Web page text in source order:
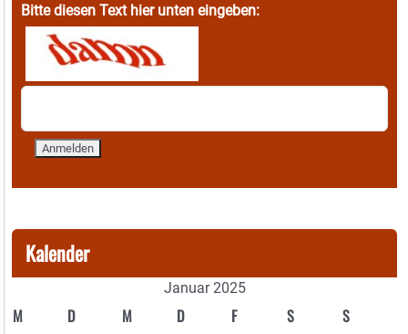
Bitte diesen Text hier unten eingeben:
Kalender
Januar 2025
M D M D F S S